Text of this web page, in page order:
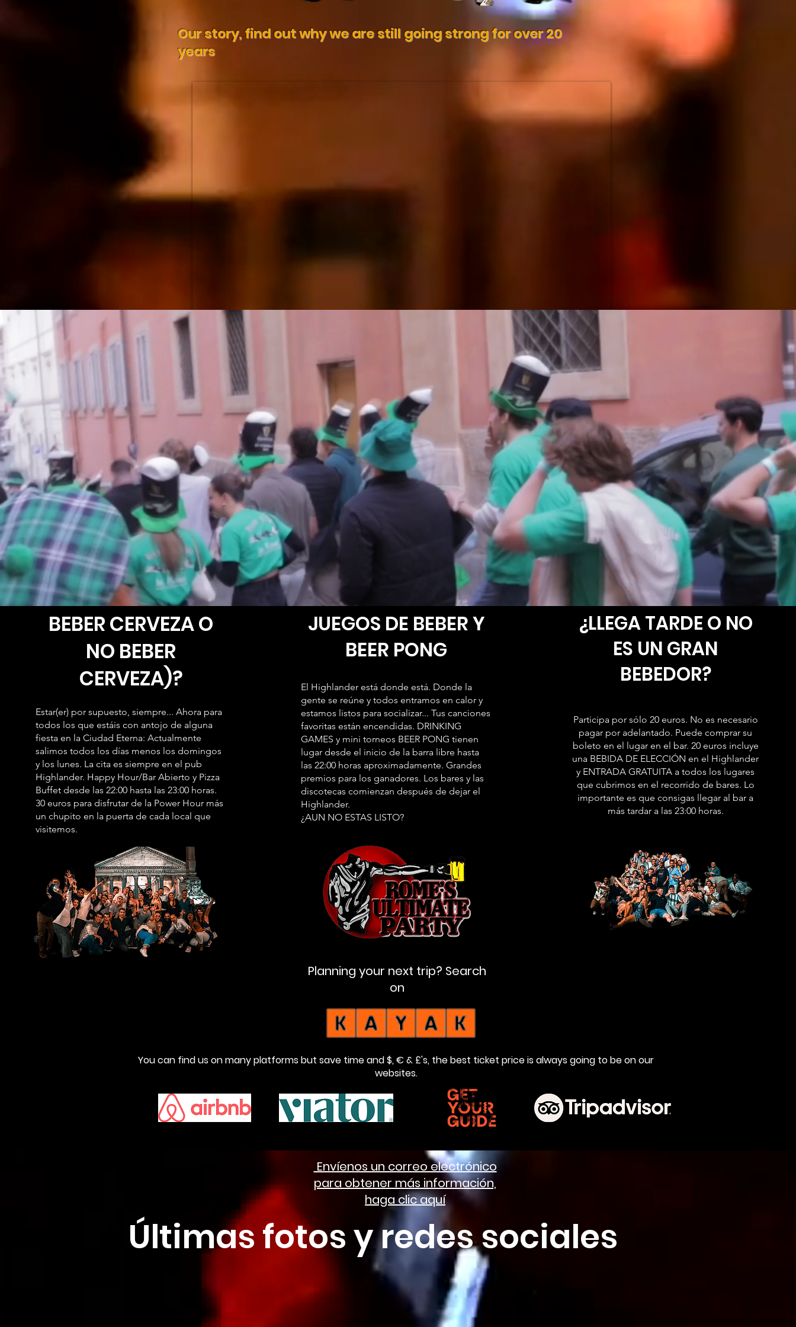
Our story, find out why we are still going strong for over 20
years
BEBER CERVEZA O
NO BEBER
CERVEZA)?
Estar(er) por supuesto, siempre... Ahora para
todos los que estáis con antojo de alguna
fiesta en la Ciudad Eterna: Actualmente
salimos todos los días menos los domingos
y los lunes. La cita es siempre en el pub
Highlander. Happy Hour/Bar Abierto y Pizza
Buffet desde las 22:00 hasta las 23:00 horas.
30 euros para disfrutar de la Power Hour más
un chupito en la puerta de cada local que
visitemos.
JUEGOS DE BEBER Y
BEER PONG
El Highlander está donde está. Donde la
gente se reúne y todos entramos en calor y
estamos listos para socializar... Tus canciones
favoritas están encendidas. DRINKING
GAMES y mini torneos BEER PONG tienen
lugar desde el inicio de la barra libre hasta
las 22:00 horas aproximadamente. Grandes
premios para los ganadores. Los bares y las
discotecas comienzan después de dejar el
Highlander.
¿AUN NO ESTAS LISTO?
Planning your next trip? Search
on
¿LLEGA TARDE O NO
ES UN GRAN
BEBEDOR?
Participa por sólo 20 euros. No es necesario
pagar por adelantado. Puede comprar su
boleto en el lugar en el bar. 20 euros incluye
una BEBIDA DE ELECCIÓN en el Highlander
y ENTRADA GRATUITA a todos los lugares
que cubrimos en el recorrido de bares. Lo
importante es que consigas llegar al bar a
más tardar a las 23:00 horas.
You can find us on many platforms but save time and $, € & £'s, the best ticket price is always going to be on our
websites.
Envíenos un correo electrónico
para obtener más información,
haga clic aquí
Últimas fotos y redes sociales